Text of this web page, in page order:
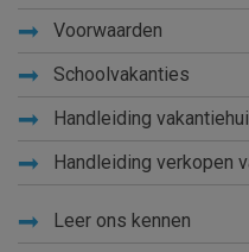
Voorwaarden
Schoolvakanties
Handleiding
Handleiding verkopen
Leer ons kennen